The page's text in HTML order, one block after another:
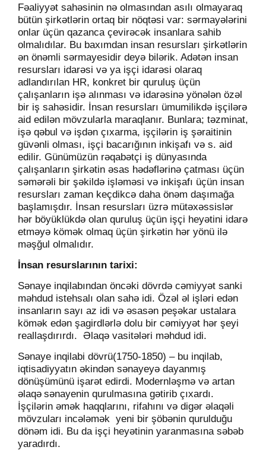
Fəaliyyət sahəsinin nə olmasından asılı olmayaraq
bütün şirkətlərin ortaq bir nöqtəsi var: sərmayələrini
onlar üçün qazanca çevirəcək insanlara sahib
olmalıdılar. Bu baxımdan insan resursları şirkətlərin
ən önəmli sərmayesidir deyə bilərik. Adətən insan
resursları idarəsi və ya işçi idarəsi olaraq
adlandırılan HR, konkret bir quruluş üçün
çalışanların işə alınması və idarəsinə yönələn özəl
bir iş sahəsidir. İnsan resursları ümumilikdə işçilərə
aid edilən mövzularla maraqlanır. Bunlara; təzminat,
işə qəbul və işdən çıxarma, işçilərin iş şəraitinin
güvənli olması, işçi bacarığının inkişafı və s. aid
edilir. Günümüzün rəqabətçi iş dünyasında
çalışanların şirkətin əsas hədəflərinə çatması üçün
səmərəli bir şəkildə işləməsi və inkişafı üçün insan
resursları zaman keçdikcə daha önəm daşımağa
başlamışdır. İnsan resursları üzrə mütəxəssislər
hər böyüklükdə olan quruluş üçün işçi heyətini idarə
etməyə kömək olmaq üçün şirkətin hər yönü ilə
məşğul olmalıdır.
İnsan resurslarının tarixi:
Sənaye inqilabından öncəki dövrdə cəmiyyət sanki
məhdud istehsalı olan sahə idi. Özəl əl işləri edən
insanların sayı az idi və əsasən peşəkar ustalara
kömək edən şagirdlərlə dolu bir cəmiyyət hər şeyi
reallaşdırırdı. Əlaqə vasitələri məhdud idi.
Sənaye inqilabi dövrü(1750-1850) – bu inqilab,
iqtisadiyyatın əkindən sənayeyə dayanmış
dönüşümünü işarət edirdi. Modernləşmə və artan
əlaqə sənayenin qurulmasına gətirib çıxardı.
İşçilərin əmək haqqlarını, rifahını və digər əlaqəli
mövzuları incələmək yeni bir şöbənin qurulduğu
dönəm idi. Bu da işçi heyətinin yaranmasına səbəb
yaradırdı.